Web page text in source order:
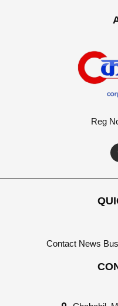
Reg
Contact News